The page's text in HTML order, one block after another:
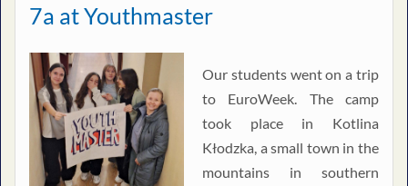
7a at Youthmaster
Our students went on a trip
to EuroWeek. The camp
took place in Kotlina
Kłodzka, a small town in the
mountains in southern